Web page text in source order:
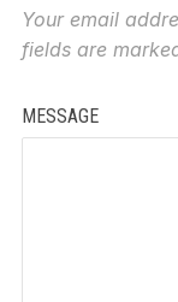
Your email
fields are
MESSAGE